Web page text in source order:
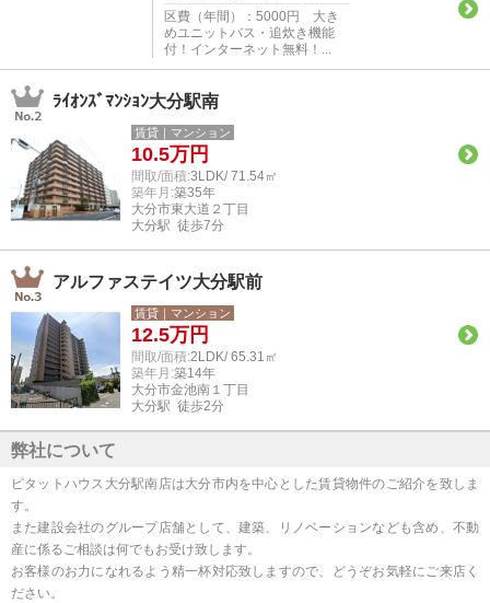
区費（年間）：5000円 大き
めユニットバス・追炊き機能
付！インターネット無料！...
ﾗｲｵﾝｽﾞﾏﾝｼｮﾝ大分駅南
賃貸｜マンション
10.5万円
間取/面積:3LDK/ 71.54㎡
築年月:築35年
大分市東大道２丁目
大分駅 徒歩7分
アルファステイツ大分駅前
賃貸｜マンション
12.5万円
間取/面積:2LDK/ 65.31㎡
築年月:築14年
大分市金池南１丁目
大分駅 徒歩2分
弊社について
ピタットハウス大分駅南店は大分市内を中心とした賃貸物件のご紹介を致しま
す。
また建設会社のグループ店舗として、建築、リノベーションなども含め、不動
産に係るご相談は何でもお受け致します。
お客様のお力になれるよう精一杯対応致しますので、どうぞお気軽にご来店く
ださい。